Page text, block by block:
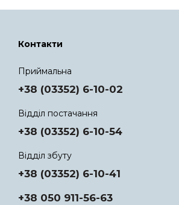
Контакти
Приймальна
+38 (03352) 6-10-02
Відділ постачання
+38 (03352) 6-10-54
Відділ збуту
+38 (03352) 6-10-41
+38 050 911-56-63